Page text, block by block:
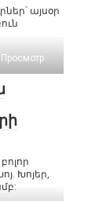
այսօր
Խոյեր,